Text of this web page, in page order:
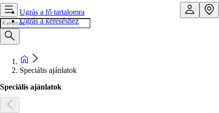
Ugrás a fő tartalomra
Ugrás a kereséshez
Speciális ajánlatok
Speciális ajánlatok